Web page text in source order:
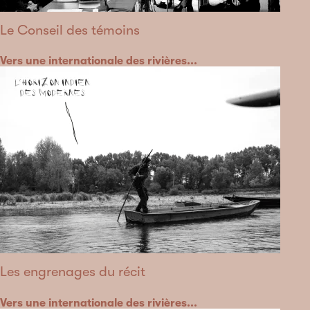
Le Conseil des témoins
Catégorie
Vers une internationale des rivières...
Les engrenages du récit
Catégorie
Vers une internationale des rivières...